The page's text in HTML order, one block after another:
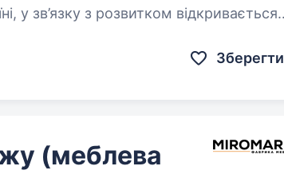
у зв’язку з розвитком відкривається
Зберегти
(меблева